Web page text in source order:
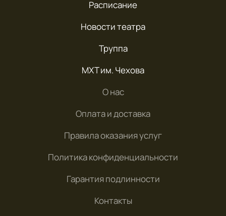
Расписание
Новости театра
Труппа
МХТ им. Чехова
О нас
Оплата и доставка
Правила оказания услуг
Политика конфиденциальности
Гарантия подлинности
Контакты